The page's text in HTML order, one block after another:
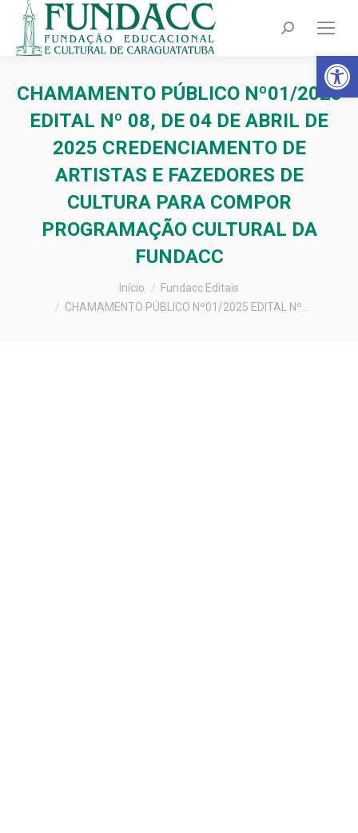
Barra de
Search:
CHAMAMENTO PÚBLICO Nº01/2025
EDITAL Nº 08, DE 04 DE ABRIL DE
2025 CREDENCIAMENTO DE
ARTISTAS E FAZEDORES DE
CULTURA PARA COMPOR
PROGRAMAÇÃO CULTURAL DA
FUNDACC
Início
Fundacc Editais
CHAMAMENTO PÚBLICO Nº01/2025 EDITAL Nº…